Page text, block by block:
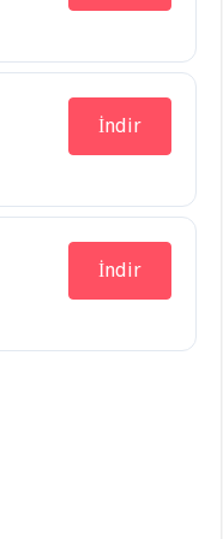
İndir
İndir